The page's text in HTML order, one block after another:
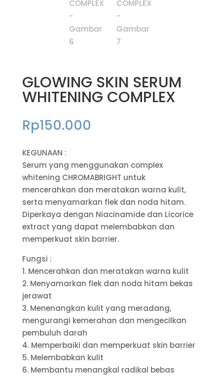
GLOWING SKIN SERUM
WHITENING COMPLEX
Rp150.000
KEGUNAAN :
Serum yang menggunakan complex
whitening CHROMABRIGHT untuk
mencerahkan dan meratakan warna kulit,
serta menyamarkan flek dan noda hitam.
Diperkaya dengan Niacinamide dan Licorice
extract yang dapat melembabkan dan
memperkuat skin barrier.
Fungsi :
1. Mencerahkan dan meratakan warna kulit
2. Menyamarkan flek dan noda hitam bekas
jerawat
3. Menenangkan kulit yang meradang,
mengurangi kemerahan dan mengecilkan
pembuluh darah
4. Memperbaiki dan memperkuat skin barrier
5. Melembabkan kulit
6. Membantu menangkal radikal bebas